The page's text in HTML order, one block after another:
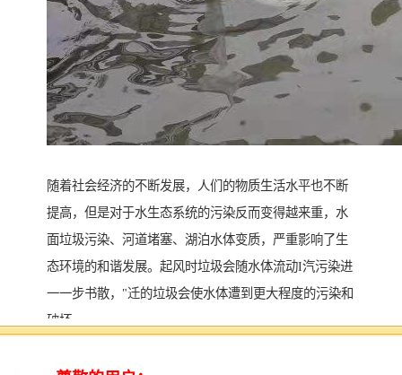
随着社会经济的不断发展，人们的物质生活水平也不断
提高，但是对于水生态系统的污染反而变得越来重，水
面垃圾污染、河道堵塞、湖泊水体变质，严重影响了生
态环境的和谐发展。起风时垃圾会随水体流动I汽污染进
一一步书散，"迁的垃圾会使水体遭到更大程度的污染和
破坏。